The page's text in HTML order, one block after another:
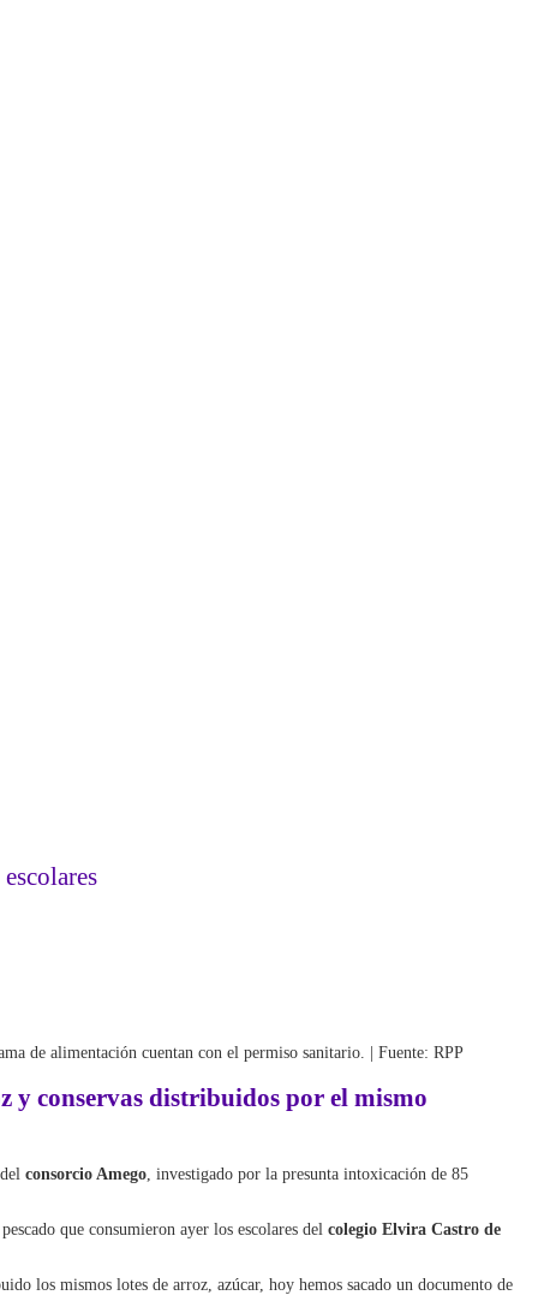
de alimentación cuentan con el permiso sanitario. | Fuente: RPP
y conservas distribuidos por el mismo
consorcio Amego , investigado por la presunta intoxicación de 85
que consumieron ayer los escolares del colegio Elvira Castro de
los mismos lotes de arroz, azúcar, hoy hemos sacado un documento de